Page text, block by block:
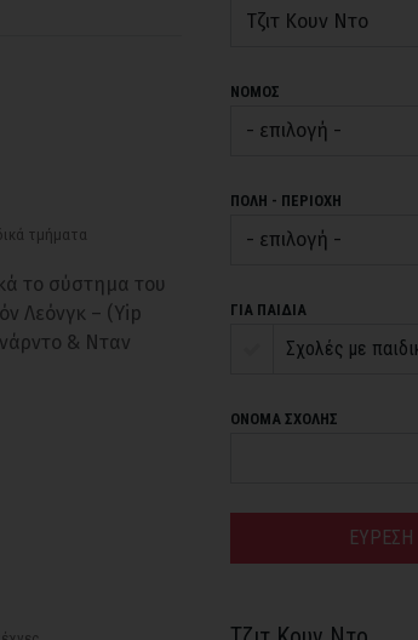
τμήματα
το σύστημα του
Λεόνγκ – (Yip
& Νταν
ΝΟΜΟΣ
ΠΟΛΗ - ΠΕΡΙΟΧΗ
ΓΙΑ ΠΑΙΔΙΑ
Σχολές με
ΟΝΟΜΑ ΣΧΟΛΗΣ
ΕΥΡΕΣΗ